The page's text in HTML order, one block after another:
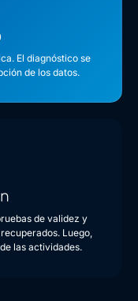
El diagnóstico se
de los datos.
de validez y
Luego,
las actividades.